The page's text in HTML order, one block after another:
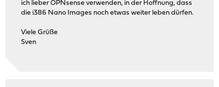
ich lieber OPNsense verwenden, in der Hoffnung, dass
die i386 Nano Images noch etwas weiter leben dürfen.
Viele Grüße
Sven